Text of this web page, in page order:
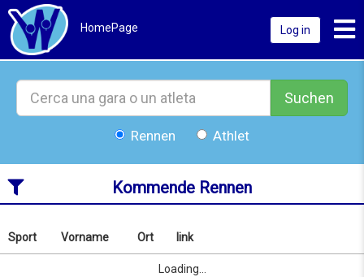
HomePage Log in
Suchen
Rennen Athlet
Kommende Rennen
Nach
Name
Sport Vorname Ort
link
link
Loading...